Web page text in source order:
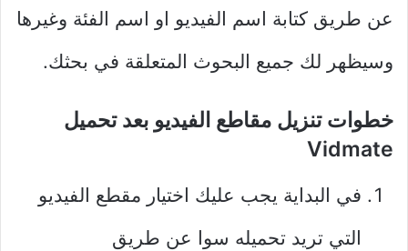
عن طريق كتابة اسم الفيديو او اسم الفئة وغيرها
وسيظهر لك جميع البحوث المتعلقة في بحثك.
خطوات تنزيل مقاطع الفيديو بعد تحميل
Vidmate
في البداية يجب عليك اختيار مقطع الفيديو
التي تريد تحميله سوا عن طريق